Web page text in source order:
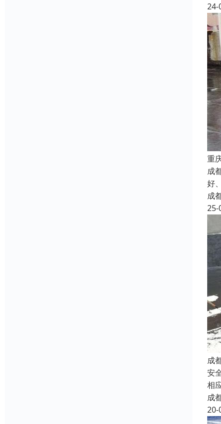
24-
重
成
好
成
25-
成
安
相
成
20-